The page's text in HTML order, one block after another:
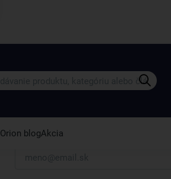
Orion blogAkcia
Prihláste sa k odberu nášho newslettera.
Váš e-mail